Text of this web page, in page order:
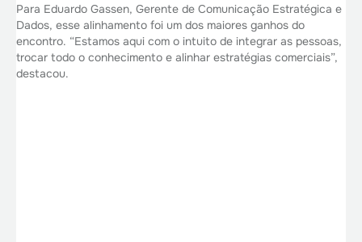
Para Eduardo Gassen, Gerente de Comunicação Estratégica e
Dados, esse alinhamento foi um dos maiores ganhos do
encontro. “Estamos aqui com o intuito de integrar as pessoas,
trocar todo o conhecimento e alinhar estratégias comerciais”,
destacou.